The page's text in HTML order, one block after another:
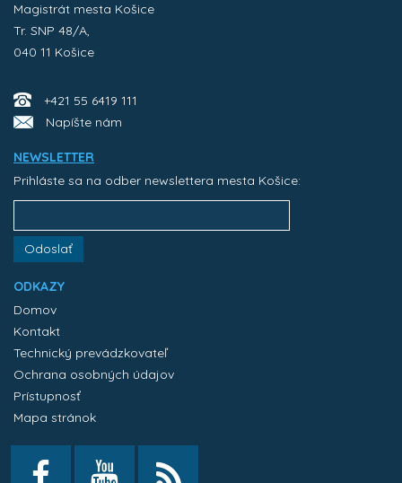
Magistrát mesta Košice
Tr. SNP 48/A,
040 11 Košice
+421 55 6419 111
Napíšte nám
NEWSLETTER
Prihláste sa na odber newslettera mesta Košice:
Odoslať
ODKAZY
Domov
Kontakt
Technický prevádzkovateľ
Ochrana osobných údajov
Prístupnosť
Mapa stránok